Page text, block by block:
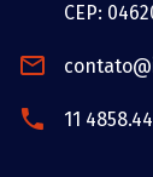
CEP:
11